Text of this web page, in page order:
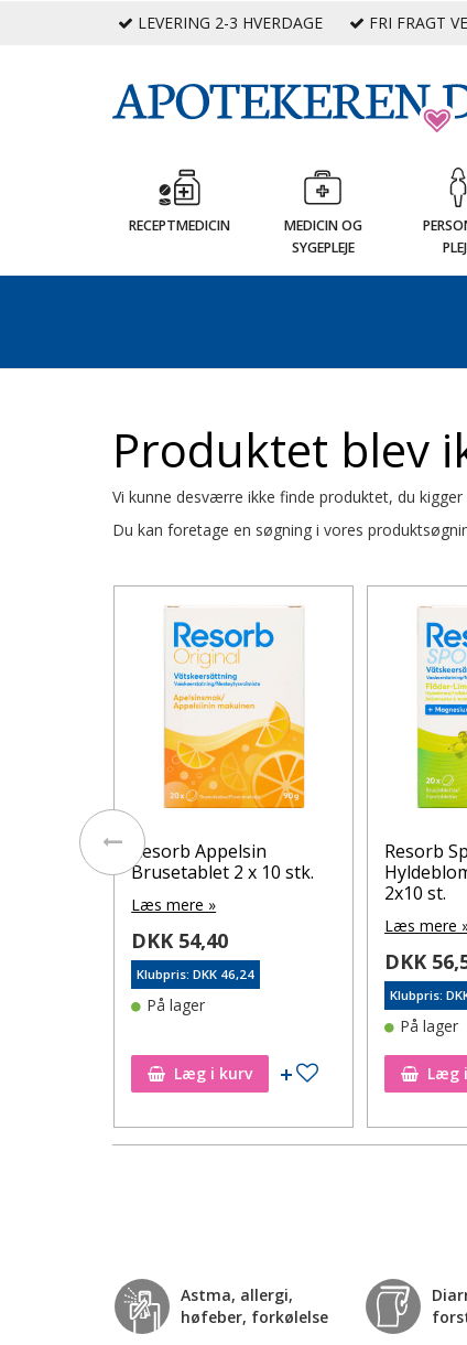
LEVERING 2-3 HVERDAGE FRI FRAGT
RECEPTMEDICIN
MEDICIN OG
SYGEPLEJE
Produktet blev
Vi kunne desværre ikke finde produktet, du
Du kan foretage en søgning i vores
Tilføj til ønskeseddel
Resorb Appelsin
Brusetablet 2 x 10 stk.
Læs mere »
DKK 54,40
Klubpris: DKK 46,24
På lager
Læg i kurv Tilføj til ønskeseddel
Resorb
2x10 st.
Læs mere
DKK
Klubpris:
På lager
Læg
Astma, allergi,
høfeber, forkølelse